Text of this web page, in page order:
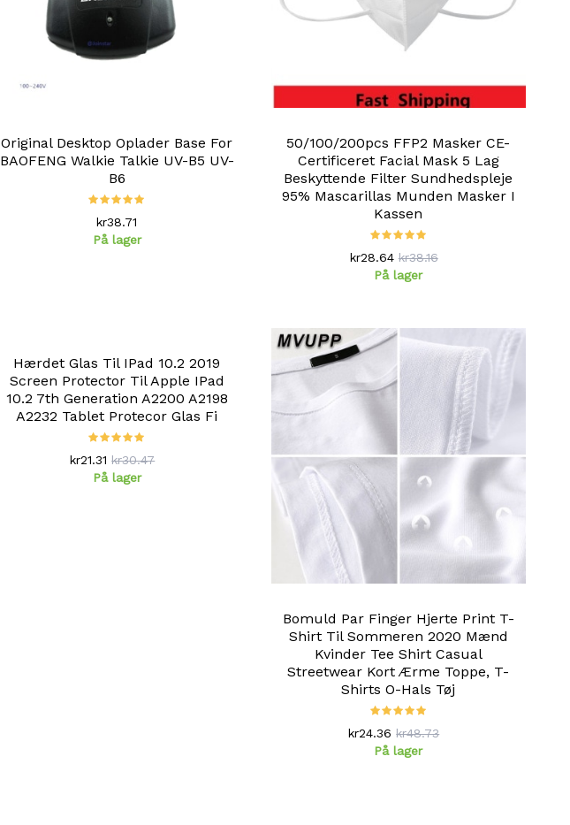
Original Desktop Oplader Base For
BAOFENG Walkie Talkie UV-B5 UV-
B6
kr38.71
På lager
50/100/200pcs FFP2 Masker CE-
Certificeret Facial Mask 5 Lag
Beskyttende Filter Sundhedspleje
95% Mascarillas Munden Masker I
Kassen
kr28.64 kr38.16
På lager
Hærdet Glas Til IPad 10.2 2019
Screen Protector Til Apple IPad
10.2 7th Generation A2200 A2198
A2232 Tablet Protecor Glas Fi
kr21.31kr30.47
På lager
Bomuld Par Finger Hjerte Print T-
Shirt Til Sommeren 2020 Mænd
Kvinder Tee Shirt Casual
Streetwear Kort Ærme Toppe, T-
Shirts O-Hals Tøj
kr24.36kr48.73
På lager